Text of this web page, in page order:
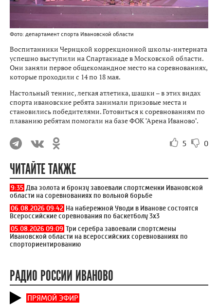
Фото: департамент спорта Ивановской области
Воспитанники Чернцкой коррекционной школы-интерната
успешно выступили на Спартакиаде в Московской области.
Они заняли первое общекомандное место на соревнованиях,
которые проходили с 14 по 18 мая.
Настольный теннис, легкая атлетика, шашки – в этих видах
спорта ивановские ребята занимали призовые места и
становились победителями. Готовиться к соревнованиям по
плаванию ребятам помогали на базе ФОК "Арена Иваново".
5 0
ЧИТАЙТЕ ТАКЖЕ
9:35 Два золота и бронзу завоевали спортсменки Ивановской
области на соревнованиях по вольной борьбе
06.08.2026 09:42 На набережной Уводи в Иванове состоятся
Всероссийские соревнования по баскетболу 3x3
05.08.2026 09:09 Три серебра завоевали спортсмены
Ивановской области на всероссийских соревнованиях по
спорториентированию
РАДИО РОССИИ ИВАНОВО
ПРЯМОЙ ЭФИР